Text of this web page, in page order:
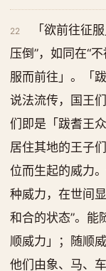
22
「欲前往征
压倒”，如同在“
服而前往」。「
说法流传，国王
们即是「跋耆王
居住其地的王子
位而生起的威力
种威力，在世间
和合的状态”。能
顺威力」；随顺
他们由象、马、